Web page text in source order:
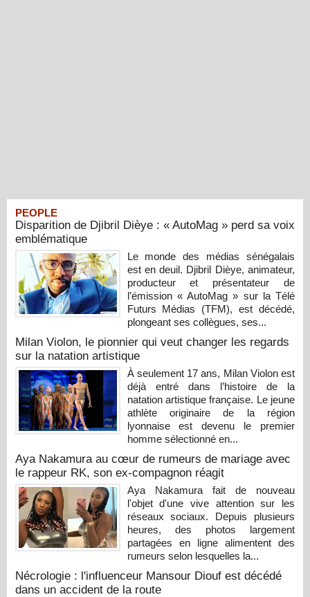
PEOPLE
Disparition de Djibril Dièye : « AutoMag » perd sa voix
emblématique
Le monde des médias sénégalais
est en deuil. Djibril Dièye, animateur,
producteur et présentateur de
l’émission « AutoMag » sur la Télé
Futurs Médias (TFM), est décédé,
plongeant ses collègues, ses...
Milan Violon, le pionnier qui veut changer les regards
sur la natation artistique
À seulement 17 ans, Milan Violon est
déjà entré dans l’histoire de la
natation artistique française. Le jeune
athlète originaire de la région
lyonnaise est devenu le premier
homme sélectionné en...
Aya Nakamura au cœur de rumeurs de mariage avec
le rappeur RK, son ex-compagnon réagit
Aya Nakamura fait de nouveau
l'objet d'une vive attention sur les
réseaux sociaux. Depuis plusieurs
heures, des photos largement
partagées en ligne alimentent des
rumeurs selon lesquelles la...
Nécrologie : l'influenceur Mansour Diouf est décédé
dans un accident de la route